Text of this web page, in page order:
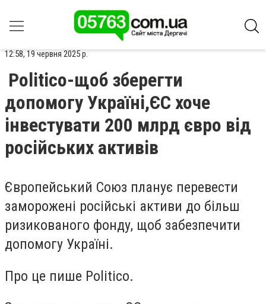
12:58, 19 червня 2025 р.
Politico-щоб зберегти
допомогу Україні,ЄС хоче
інвестувати 200 млрд євро від
російських активів
Європейський Союз планує перевести
заморожені російські активи до більш
ризикованого фонду, щоб забезпечити
допомогу Україні.
Про це пише Politico.